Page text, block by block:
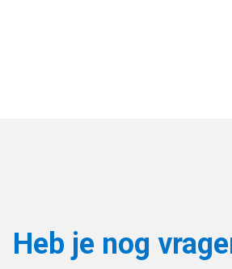
Heb je nog